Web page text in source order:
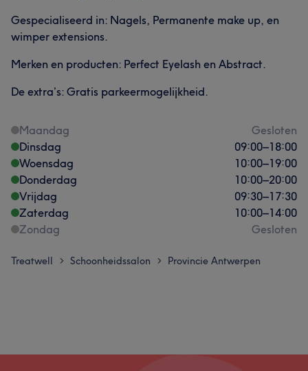
Gespecialiseerd in: Nagels, Permanente make up, en
wimper extensions.
Merken en producten: Perfect Eyelash en Abstract.
De extra’s: Gratis parkeermogelijkheid.
Maandag
Gesloten
Dinsdag
09:00–18:00
Woensdag
10:00–19:00
Donderdag
10:00–20:00
Vrijdag
09:30–17:30
Zaterdag
10:00–14:00
Zondag
Gesloten
Treatwell > Schoonheidssalon > Provincie Antwerpen